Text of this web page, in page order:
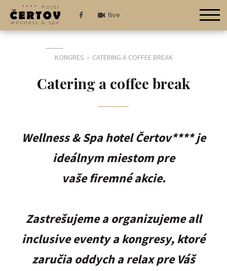
!live
KONGRES > CATERING A COFFEE BREAK
Catering a coffee break
Wellness & Spa hotel Čertov**** je
ideálnym miestom pre
vaše firemné akcie.
Zastrešujeme a organizujeme all
inclusive eventy a kongresy, ktoré
zaručia oddych a relax pre Váš